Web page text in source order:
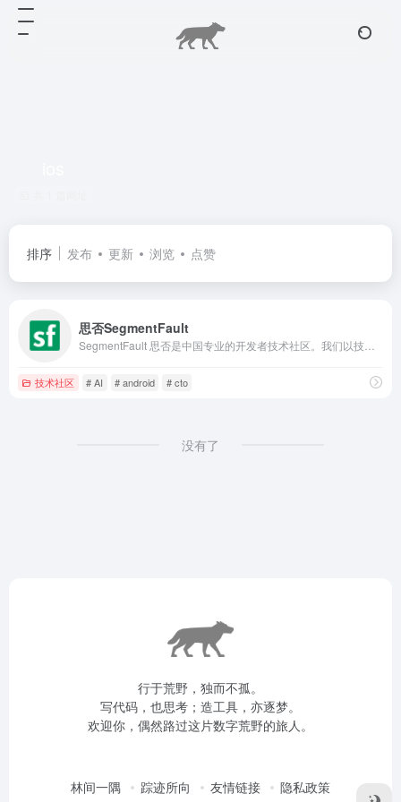
排序 发布 更新 浏览 点赞
思否SegmentFault
技术社区 # AI # android # cto
没有了
行于荒野，独而不孤。
写代码，也思考；造工具，亦逐梦。
欢迎你，偶然路过这片数字荒野的旅人。
林间一隅 踪迹所向 友情链接 隐私政策